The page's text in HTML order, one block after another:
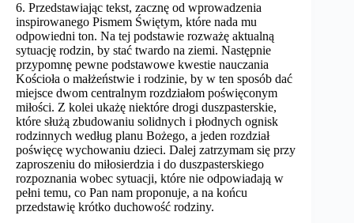
6. Przedstawiając tekst, zacznę od wprowadzenia
inspirowanego Pismem Świętym, które nada mu
odpowiedni ton. Na tej podstawie rozważę aktualną
sytuację rodzin, by stać twardo na ziemi. Następnie
przypomnę pewne podstawowe kwestie nauczania
Kościoła o małżeństwie i rodzinie, by w ten sposób dać
miejsce dwom centralnym rozdziałom poświęconym
miłości. Z kolei ukażę niektóre drogi duszpasterskie,
które służą zbudowaniu solidnych i płodnych ognisk
rodzinnych według planu Bożego, a jeden rozdział
poświęcę wychowaniu dzieci. Dalej zatrzymam się przy
zaproszeniu do miłosierdzia i do duszpasterskiego
rozpoznania wobec sytuacji, które nie odpowiadają w
pełni temu, co Pan nam proponuje, a na końcu
przedstawię krótko duchowość rodziny.